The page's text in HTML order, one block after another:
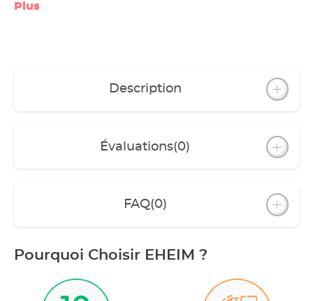
Plus
Description
Évaluations(0)
FAQ(0)
Pourquoi Choisir EHEIM ?